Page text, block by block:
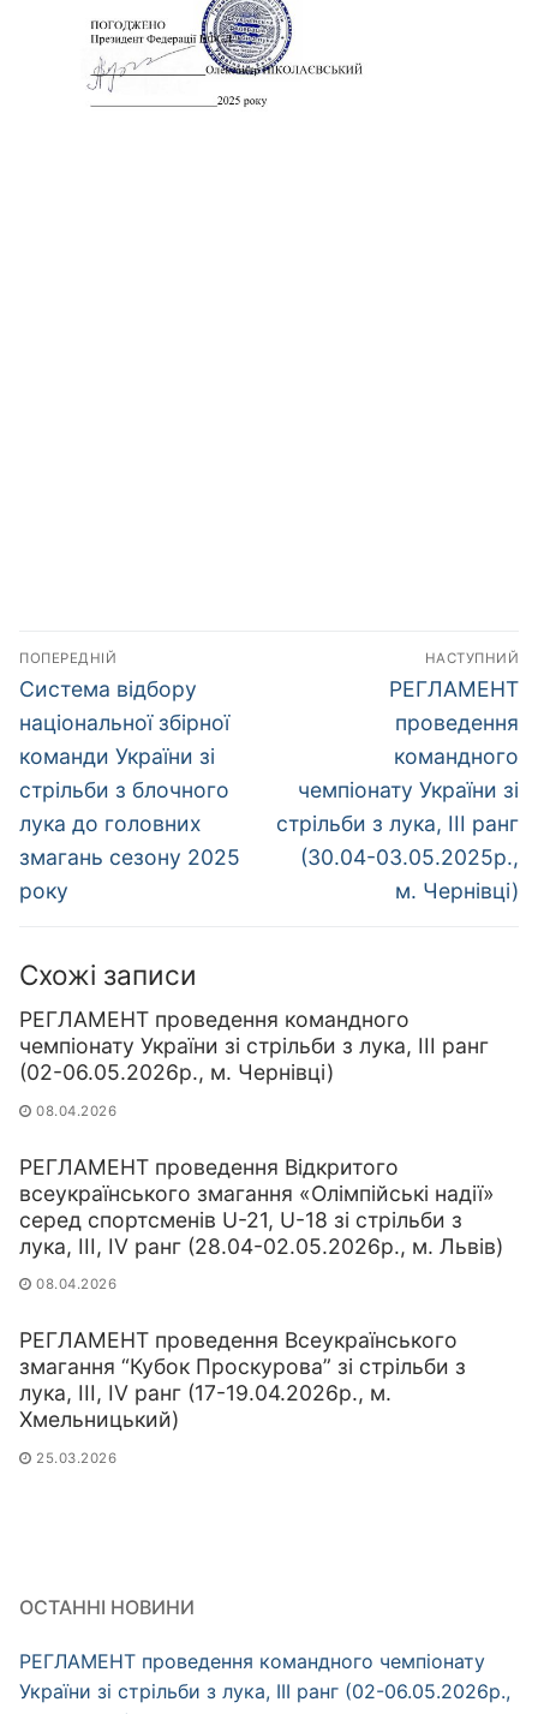
Навігація
записів
ПОПЕРЕДНІЙ
Попередній
запис:
Система відбору
національної збірної
команди України зі
стрільби з блочного
лука до головних
змагань сезону 2025
року
НАСТУПНИЙ
Наступний
запис:
РЕГЛАМЕНТ
проведення
командного
чемпіонату України зі
стрільби з лука, ІІІ ранг
(30.04-03.05.2025р.,
м. Чернівці)
Схожі записи
РЕГЛАМЕНТ проведення командного
чемпіонату України зі стрільби з лука, ІІІ ранг
(02-06.05.2026р., м. Чернівці)
08.04.2026
РЕГЛАМЕНТ проведення Відкритого
всеукраїнського змагання «Олімпійські надії»
серед спортсменів U-21, U-18 зі стрільби з
лука, ІІІ, IV ранг (28.04-02.05.2026р., м. Львів)
08.04.2026
РЕГЛАМЕНТ проведення Всеукраїнського
змагання “Кубок Проскурова” зі стрільби з
лука, ІІІ, IV ранг (17-19.04.2026р., м.
Хмельницький)
25.03.2026
ОСТАННІ НОВИНИ
РЕГЛАМЕНТ проведення командного чемпіонату
України зі стрільби з лука, ІІІ ранг (02-06.05.2026р.,